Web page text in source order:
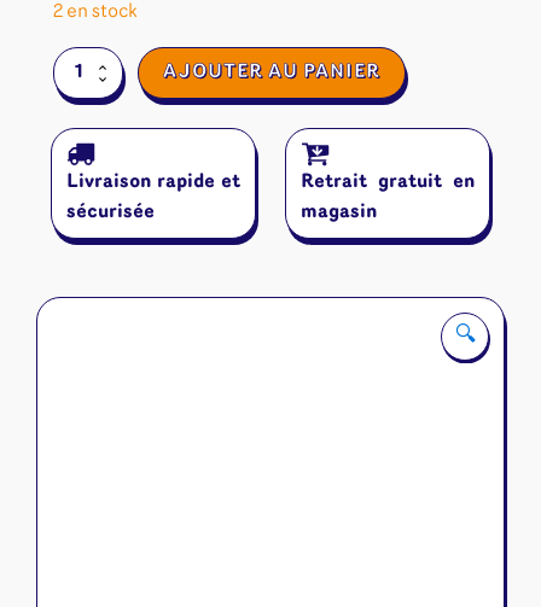
🔍
2 en stock
quantité
de
AJOUTER AU PANIER
Livraison rapide et
sécurisée
Retrait gratuit en
magasin